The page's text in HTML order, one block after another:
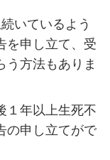
いているよう
を申し立て、受
う方法もありま
１年以上生死不
の申し立てがで